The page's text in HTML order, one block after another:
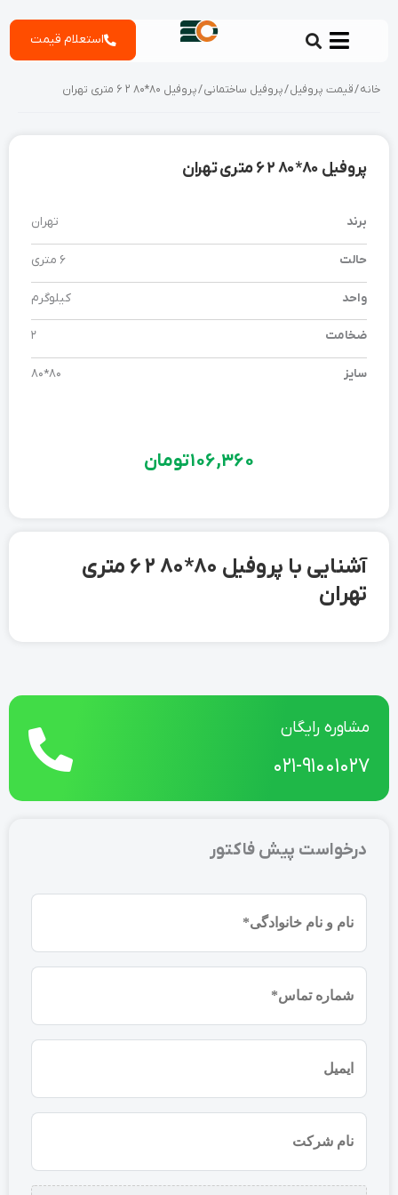
استعلام قیمت
مشاوره رایگان
021-91001027
درخواست پیش فاکتور
نام
(ضروری)
موبایل
(ضروری)
شرکت
خانه/قیمت پروفیل/پروفیل ساختمانی/ پروفیل 80*80 2 6 متری تهران
پروفیل 80*80 2 6 متری تهران
برند تهران
حالت 6 متری
واحد کیلوگرم
ضخامت 2
سایز 80*80
106,360تومان
آشنایی با پروفیل 80*80 2 6 متری
تهران